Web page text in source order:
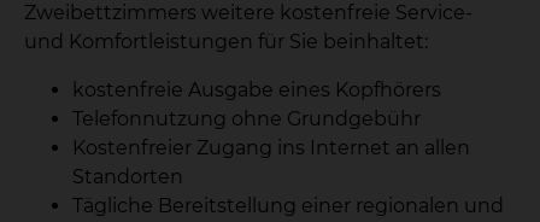
Zweibettzimmers weitere kostenfreie Service-
und Komfortleistungen für Sie beinhaltet:
kostenfreie Ausgabe eines Kopfhörers
Telefonnutzung ohne Grundgebühr
Kostenfreier Zugang ins Internet an allen
Standorten
Tägliche Bereitstellung einer regionalen und